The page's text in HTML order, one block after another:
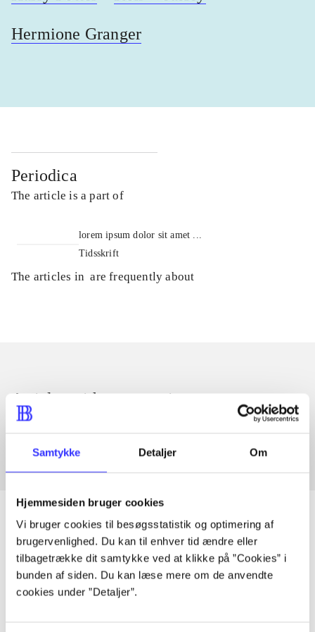
Samtykke Detaljer Om
Hjemmesiden bruger cookies
Vi bruger cookies til besøgsstatistik og optimering af
brugervenlighed. Du kan til enhver tid ændre eller
tilbagetrække dit samtykke ved at klikke på ”Cookies” i
bunden af siden. Du kan læse mere om de anvendte
cookies under ”Detaljer”.
Hermione Granger
Periodica
The article is a part of
lorem ipsum dolor sit amet ...
Tidsskrift
The articles in are frequently about
Articles with same topics
In
Articles
All registered articles grouped by issue